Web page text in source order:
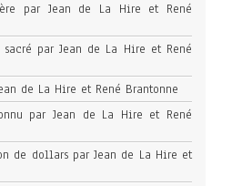
par Jean de La Hire et René
par Jean de La Hire et René
de La Hire et René Brantonne
par Jean de La Hire et René
de dollars par Jean de La Hire et